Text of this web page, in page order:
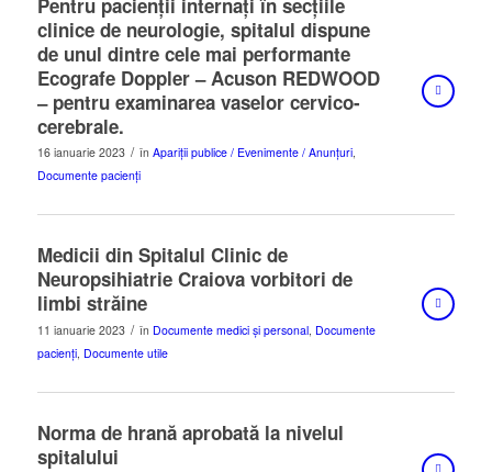
clinice de neurologie, spitalul dispune
de unul dintre cele mai performante
Ecografe Doppler – Acuson REDWOOD
– pentru examinarea vaselor cervico-
cerebrale.
16 ianuarie 2023 / în Apariții publice / Evenimente / Anunțuri,
Documente pacienți
Medicii din Spitalul Clinic de
Neuropsihiatrie Craiova vorbitori de
limbi străine
11 ianuarie 2023 / în Documente medici și personal, Documente
pacienți, Documente utile
Norma de hrană aprobată la nivelul
spitalului